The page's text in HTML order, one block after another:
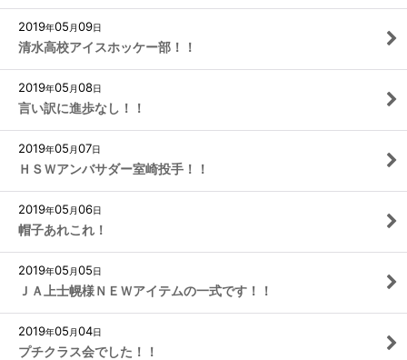
2019年05 月09日
清水高校アイスホッケー部！！
2019年05 月08日
言い訳に進歩なし！！
2019年05 月07日
ＨＳＷアンバサダー室崎投手！！
2019年05 月06日
帽子あれこれ！
2019年05 月05日
ＪＡ上士幌様ＮＥＷアイテムの一式です！！
2019年05 月04日
プチクラス会でした！！